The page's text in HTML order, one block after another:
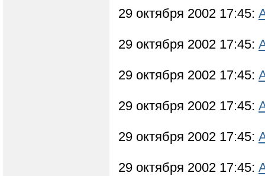
29 октября 2002 17:45:
29 октября 2002 17:45:
29 октября 2002 17:45:
29 октября 2002 17:45:
29 октября 2002 17:45:
29 октября 2002 17:45: